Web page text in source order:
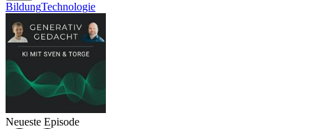
BildungTechnologie
Neueste Episode